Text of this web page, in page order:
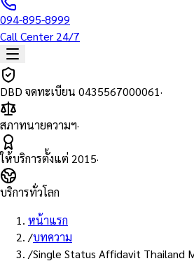
094-895-8999
Call Center 24/7
DBD จดทะเบียน 0435567000061·
สภาทนายความฯ·
ให้บริการตั้งแต่ 2015·
บริการทั่วโลก
หน้าแรก
/บทความ
/Single Status Affidavit Thailand